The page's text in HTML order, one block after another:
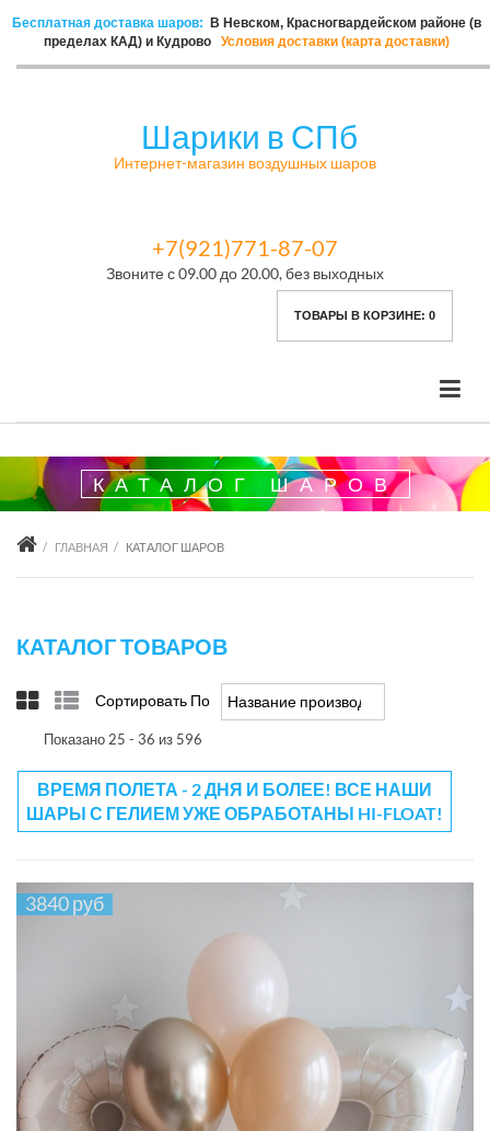
Бесплатная доставка шаров:
В Невском, Красногвардейском районе (в
пределах КАД) и Кудрово
Условия доставки (карта доставки)
Шарики в СПб
Интернет-магазин воздушных шаров
+7(921)771-87-07
Звоните с 09.00 до 20.00, без выходных
ТОВАРЫ В КОРЗИНЕ: 0
КАТАЛОГ ШАРОВ
ГЛАВНАЯ КАТАЛОГ ШАРОВ
КАТАЛОГ ТОВАРОВ
Сортировать По Название производителя -/+
Показано 25 - 36 из 596
ВРЕМЯ ПОЛЕТА - 2 ДНЯ И БОЛЕЕ! ВСЕ НАШИ
ШАРЫ С ГЕЛИЕМ УЖЕ ОБРАБОТАНЫ HI-FLOAT!
3840 руб